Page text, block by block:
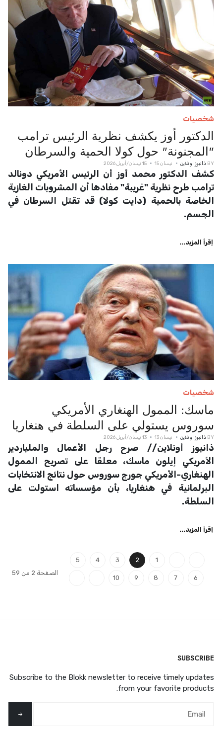
شخصيات
الدكتور أوز يكشف نظرية الرئيس ترامب
"المجنونة" حول كولا الحمية والسرطان
BY ذانيوز اونلاين نيسان 15 15 نيسان/أبريل 2026
كشف الدكتور محمد أوز أن الرئيس الأمريكي دونالد
ترامب طرح نظرية "غريبة" مفادها أن المشروبات الغازية
الخاصة بالحمية (دايت كولا) قد تقتل السرطان في
الجسم.
اِقرأ المزيد...
شخصيات
ماسك: الممول الهنغاري الأمريكي
سوروس يستولي على السلطة في هنغاريا
BY ذانيوز اونلاين نيسان 13 13 نيسان/أبريل 2026
ذانيوز أونلاين// صرح رجل الأعمال والملياردير
الأمريكي إيلون ماسك، معلقا على تصريح الممول
الهنغاري-الأمريكي جورج سوروس حول نتائج الانتخابات
البرلمانية في هنغاريا، بأن مؤسساته استولت على
السلطة.
اِقرأ المزيد...
الصفحة 2 من 59
1
2
3
4
5
6
7
8
9
10
SUBSCRIBE
Subscribe to the Blokk newsletter to receive timely updates
from your favorite products.